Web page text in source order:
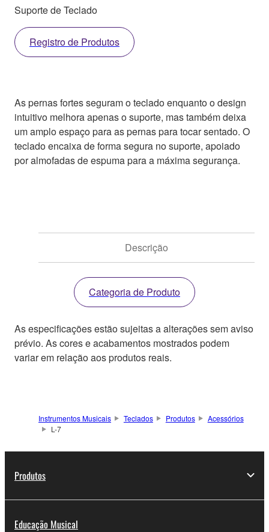
Suporte de Teclado
Registro de Produtos
As pernas fortes seguram o teclado enquanto o design
intuitivo melhora apenas o suporte, mas também deixa
um amplo espaço para as pernas para tocar sentado. O
teclado encaixa de forma segura no suporte, apoiado
por almofadas de espuma para a máxima segurança.
Descrição
Categoria de Produto
As especificações estão sujeitas a alterações sem aviso
prévio. As cores e acabamentos mostrados podem
variar em relação aos produtos reais.
Instrumentos Musicais Teclados Produtos
Acessórios
L-7
Produtos
Educação Musical